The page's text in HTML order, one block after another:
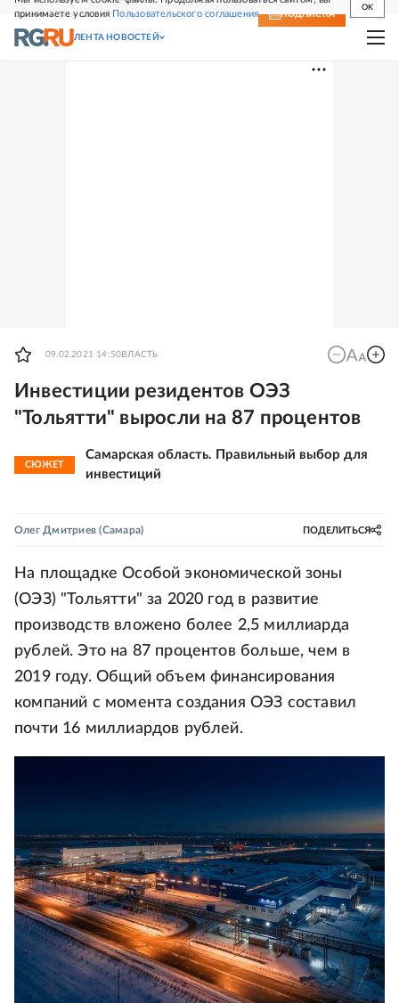
принимаете условия Пользовательского соглашения
OK
СВЕЖИЙ НОМЕР ПОДПИСКА
ЛЕНТА НОВОСТЕЙ
09.02.2021 14:50 ВЛАСТЬ
Инвестиции резидентов ОЭЗ
"Тольятти" выросли на 87 процентов
СЮЖЕТ
Самарская область. Правильный выбор для
инвестиций
Олег Дмитриев (Самара) ПОДЕЛИТЬСЯ
На площадке Особой экономической зоны
(ОЭЗ) "Тольятти" за 2020 год в развитие
производств вложено более 2,5 миллиарда
рублей. Это на 87 процентов больше, чем в
2019 году. Общий объем финансирования
компаний с момента создания ОЭЗ составил
почти 16 миллиардов рублей.